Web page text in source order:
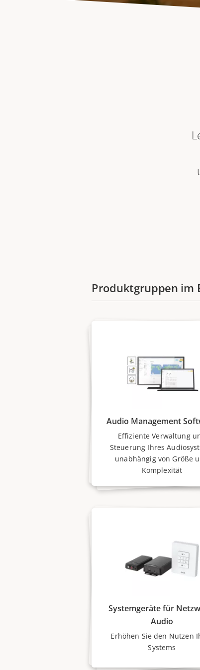
Produktgruppen im
Audio Management
Effiziente Verwaltung
Steuerung Ihres
unabhängig von Größe
Komplexität
Systemgeräte für
Audio
Erhöhen Sie den Nutzen
Systems